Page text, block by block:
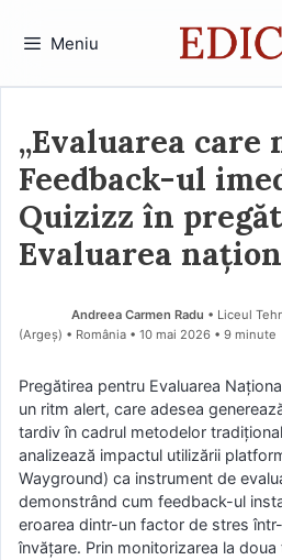
Meniu
„Evaluarea care
Feedback-ul
Quizizz în
Evaluarea
Andreea Carmen Radu • Liceul
(Argeş) • România
10 mai 2026 • 9 minute
Pregătirea pentru Evaluarea
un ritm alert, care adesea
tardiv în cadrul metodelor
analizează impactul utilizării
Wayground) ca instrument de
demonstrând cum feedback-ul
eroarea dintr-un factor de stres
învățare. Prin monitorizarea la